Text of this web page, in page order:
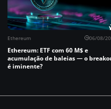
Ethereum 06/08/
Ethereum: ETF com 60 M$ e
acumulação de baleias — o
é iminente?